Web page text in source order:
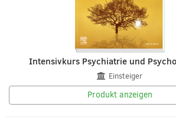
Intensivkurs Psychiatrie und
Einsteiger
Produkt anzeigen